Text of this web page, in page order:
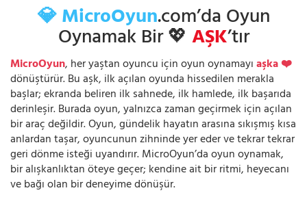
💎 MicroOyun.com’da Oyun
Oynamak Bir 💖AŞK’tır
MicroOyun, her yaştan oyuncu için oyun oynamayıaşka ❤️
dönüştürür. Bu aşk, ilk açılan oyunda hissedilen merakla
başlar; ekranda beliren ilk sahnede, ilk hamlede, ilk başarıda
derinleşir. Burada oyun, yalnızca zaman geçirmek için açılan
bir araç değildir. Oyun, gündelik hayatın arasına sıkışmış kısa
anlardan taşar, oyuncunun zihninde yer eder ve tekrar tekrar
geri dönme isteği uyandırır. MicroOyun’da oyun oynamak,
bir alışkanlıktan öteye geçer; kendine ait bir ritmi, heyecanı
ve bağı olan bir deneyime dönüşür.